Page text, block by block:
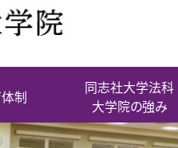
制
同志社大学法科
大学院の強み